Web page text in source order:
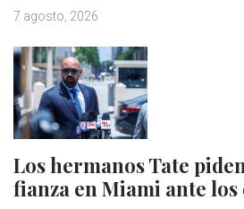
7 agosto, 2026
Los hermanos Tate
fianza en Miami ante